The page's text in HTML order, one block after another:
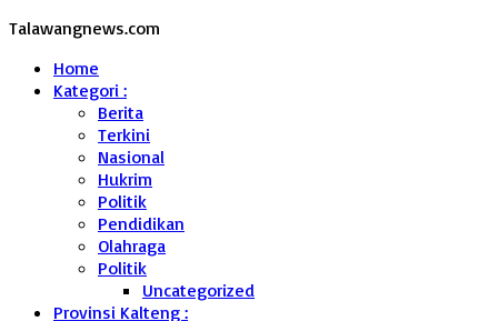
Talawangnews.com
Home
Kategori :
Berita
Terkini
Nasional
Hukrim
Politik
Pendidikan
Olahraga
Politik
Uncategorized
Provinsi Kalteng :